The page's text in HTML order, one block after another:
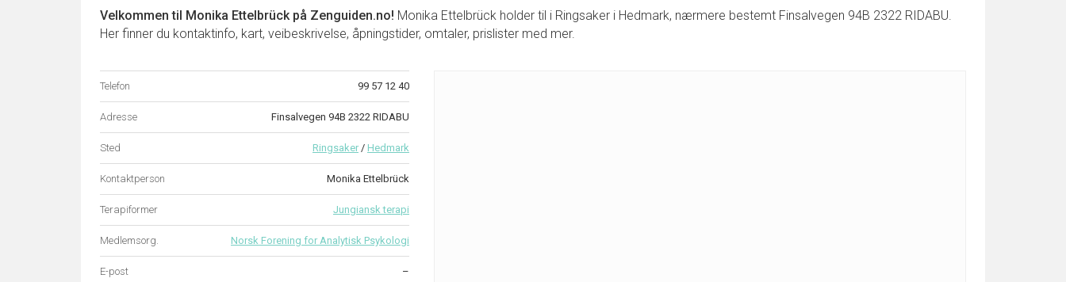
Velkommen til Monika Ettelbrückpå Zenguiden.no! Monika Ettelbrück holder til i Ringsaker i Hedmark, nærmere bestemt Finsalvegen 94B 2322 RIDABU.
Her finner du kontaktinfo, kart, veibeskrivelse, åpningstider, omtaler, prislister med mer.
Telefon 99 57 12 40
Adresse Finsalvegen 94B 2322 RIDABU
Sted Ringsaker / Hedmark
Kontaktperson Monika Ettelbrück
Terapiformer Jungiansk terapi
Medlemsorg. Norsk Forening for Analytisk Psykologi
E-post –